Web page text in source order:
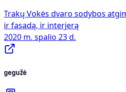
Trakų Vokės dvaro sodybos
ir fasadą, ir interjerą
2020 m. spalio 23 d.
gegužė